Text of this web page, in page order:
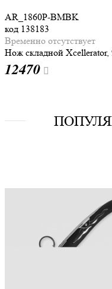
AR_1860P-BMBK
код 138183
Временно отсутствует
Нож складной
12470